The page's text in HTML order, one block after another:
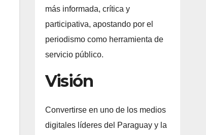
más informada, crítica y
participativa, apostando por el
periodismo como herramienta de
servicio público.
Visión
Convertirse en uno de los medios
digitales líderes del Paraguay y la